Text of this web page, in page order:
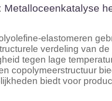
elastomeren
verdeling van
tegen lage
copolymeerstructuur
biedt voor